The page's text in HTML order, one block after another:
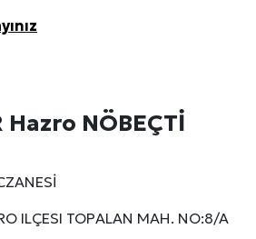
Hazro NÖBEÇTİ
ILÇESI TOPALAN MAH. NO:8/A
SEO Hizmeti: Web Sitenizin